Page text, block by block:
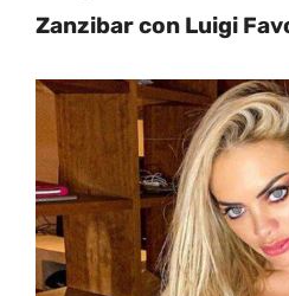
Zanzibar con Luigi